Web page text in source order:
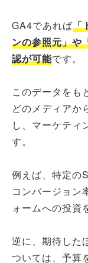
GA4であれば「
ンの参照元」や
認が可能です。
このデータをも
どのメディアか
し、マーケティ
す。
例えば、特定の
コンバージョン
ォームへの投資
逆に、期待した
ついては、予算